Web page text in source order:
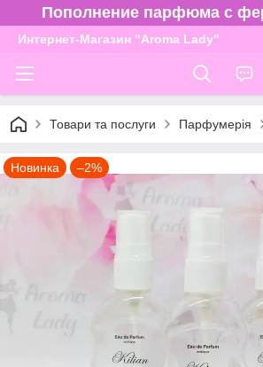
Пополнение парфюма с
Интернет-Магазин "Aroma Lady"
Товари та послуги Парфумерія
Новинка –2%